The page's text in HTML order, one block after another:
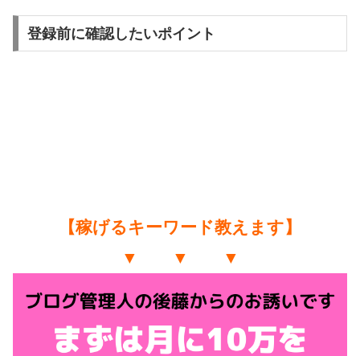
登録前に確認したいポイント
【稼げるキーワード教えます】
▼ ▼ ▼